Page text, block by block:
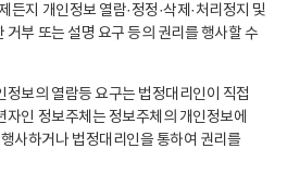
든지 개인정보 열람·정정·삭제·처리정지 및
부 또는 설명 요구 등의 권리를 행사할 수
보의 열람등 요구는 법정대리인이 직접
인 정보주체는 정보주체의 개인정보에
사하거나 법정대리인을 통하여 권리를